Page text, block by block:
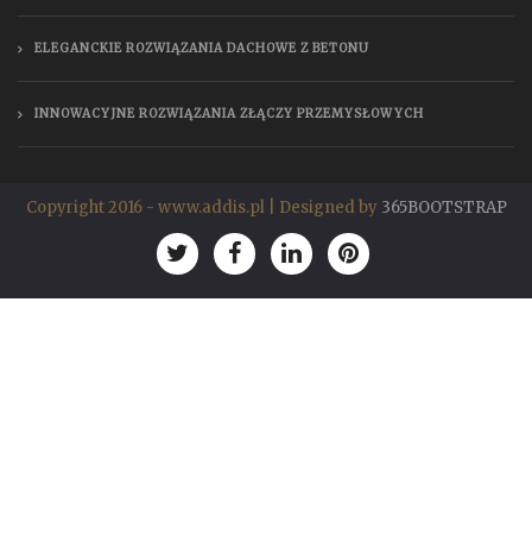
ELEGANCKIE ROZWIĄZANIA DACHOWE Z BETONU
INNOWACYJNE ROZWIĄZANIA ZŁĄCZY PRZEMYSŁOWYCH
Copyright 2016 - www.addis.pl | Designed by 365BOOTSTRAP